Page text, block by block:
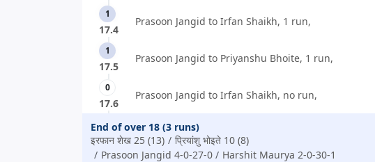
1
17.4
Prasoon Jangid to Irfan Shaikh, 1 run,
1
17.5
Prasoon Jangid to Priyanshu Bhoite, 1 run,
0
17.6
Prasoon Jangid to Irfan Shaikh, no run,
End of over 18 (3 runs)
इरफान शेख 25 (13)
प्रियांशु भोइते 10 (8)
Prasoon Jangid 4-0-27-0
Harshit Maurya 2-0-30-1